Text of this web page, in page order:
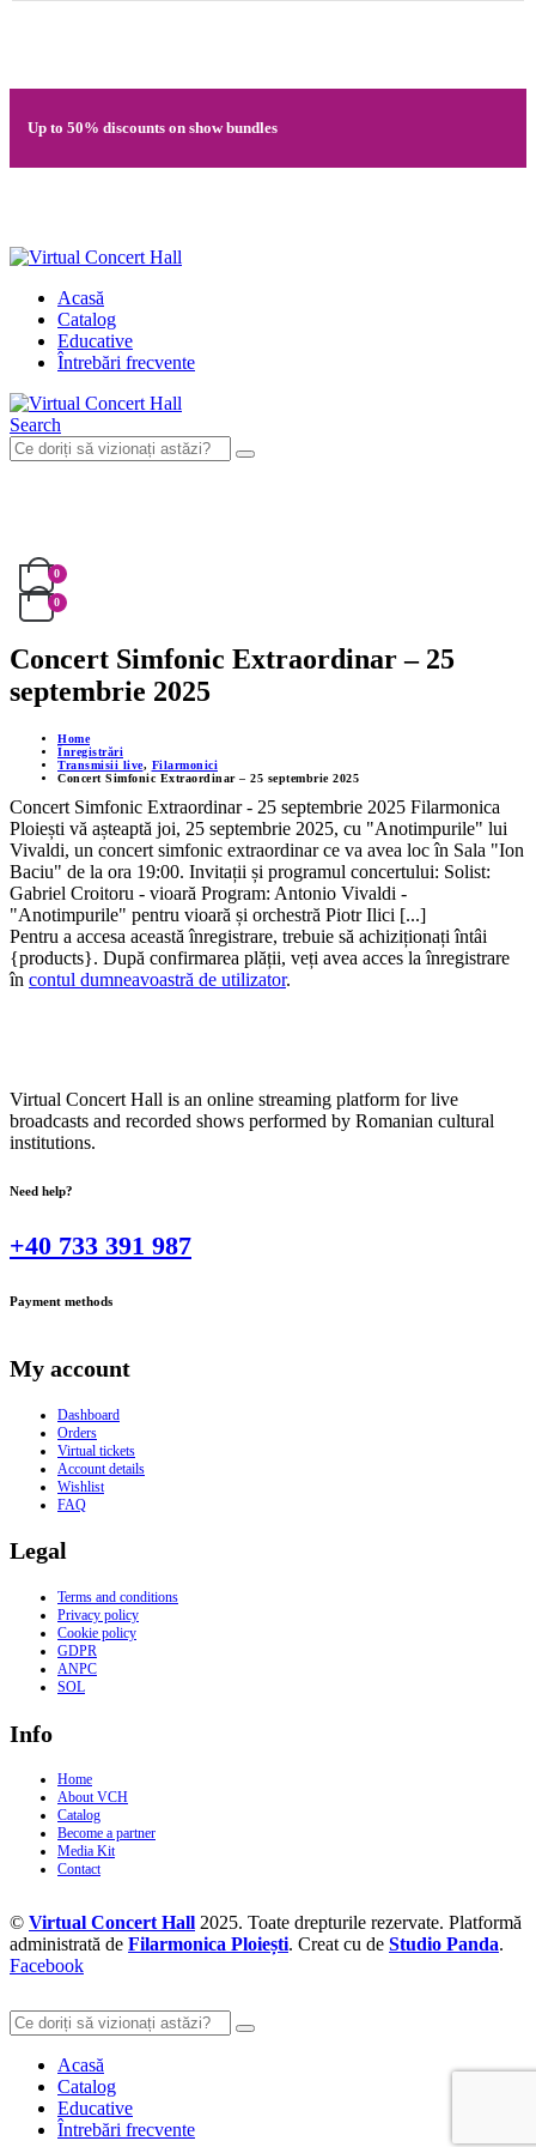
Up to 50% discounts on show bundles
Acasă
Catalog
Educative
Întrebări frecvente
Search
0
0
Concert Simfonic Extraordinar – 25
septembrie 2025
Home
Înregistrări
Transmisii live, Filarmonici
Concert Simfonic Extraordinar – 25 septembrie 2025
Concert Simfonic Extraordinar - 25 septembrie 2025 Filarmonica
Ploiești vă așteaptă joi, 25 septembrie 2025, cu "Anotimpurile" lui
Vivaldi, un concert simfonic extraordinar ce va avea loc în Sala "Ion
Baciu" de la ora 19:00. Invitații și programul concertului: Solist:
Gabriel Croitoru - vioară Program: Antonio Vivaldi -
"Anotimpurile" pentru vioară și orchestră Piotr Ilici [...]
Pentru a accesa această înregistrare, trebuie să achiziționați întâi
{products}. După confirmarea plății, veți avea acces la înregistrare
în contul dumneavoastră de utilizator.
Virtual Concert Hall is an online streaming platform for live
broadcasts and recorded shows performed by Romanian cultural
institutions.
Need help?
+40 733 391 987
Payment methods
My account
Dashboard
Orders
Virtual tickets
Account details
Wishlist
FAQ
Legal
Terms and conditions
Privacy policy
Cookie policy
GDPR
ANPC
SOL
Info
Home
About VCH
Catalog
Become a partner
Media Kit
Contact
© Virtual Concert Hall 2025. Toate drepturile rezervate. Platformă
administrată de Filarmonica Ploiești. Creat cu de Studio Panda.
Facebook
Acasă
Catalog
Educative
Întrebări frecvente